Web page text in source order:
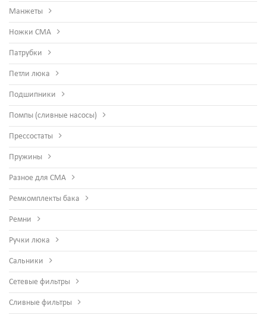
Манжеты
Ножки СМА
Патрубки
Петли люка
Подшипники
Помпы (сливные насосы)
Прессостаты
Пружины
Разное для СМА
Ремкомплекты бака
Ремни
Ручки люка
Сальники
Сетевые фильтры
Сливные фильтры